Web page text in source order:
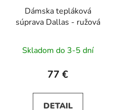
Dámska tepláková
súprava Dallas - ružová
Skladom do 3-5 dní
77 €
DETAIL